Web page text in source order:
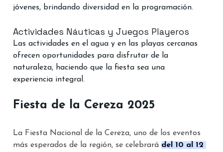
jóvenes, brindando diversidad en la programación.
Actividades Náuticas y Juegos Playeros
Las actividades en el agua y en las playas cercanas
ofrecen oportunidades para disfrutar de la
naturaleza, haciendo que la fiesta sea una
experiencia integral.
Fiesta de la Cereza 2025
La Fiesta Nacional de la Cereza, uno de los eventos
más esperados de la región, se celebrará del 10 al 12